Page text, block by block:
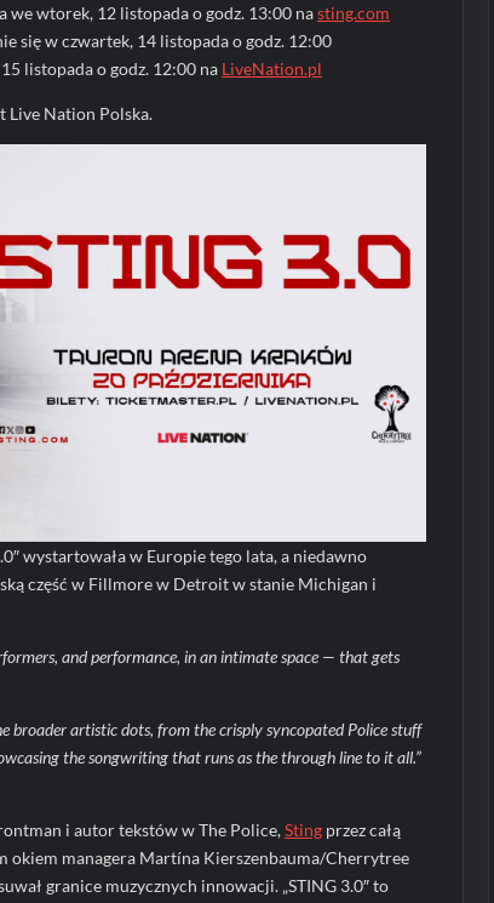
we wtorek, 12 listopada o godz. 13:00 nasting.com
się w czwartek, 14 listopada o godz. 12:00
listopada o godz. 12:00 na LiveNation.pl
Live Nation Polska.
wystartowała w Europie tego lata, a niedawno
część w Fillmore w Detroit w stanie Michigan i
and performance, in an intimate space — that gets
broader artistic dots, from the crisply syncopated Police stuff
the songwriting that runs as the through line to it all.”
i autor tekstów w The Police,Stingprzez całą
okiem managera Martína Kierszenbauma/Cherrytree
granice muzycznych innowacji. „STING 3.0″ to